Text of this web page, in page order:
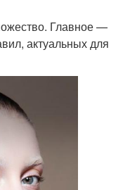
Главное —
актуальных для